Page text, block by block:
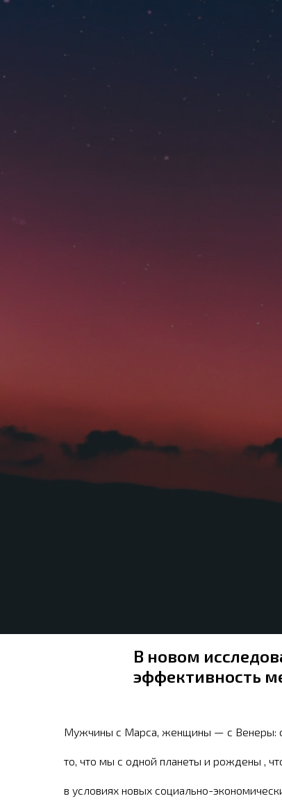
В новом
эффективность
Мужчины с Марса, женщины — с Венеры:
то, что мы с одной планеты и рождены ,
в условиях новых социально-